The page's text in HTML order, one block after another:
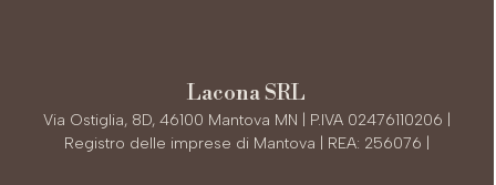
Lacona SRL
Via Ostiglia, 8D, 46100 Mantova MN | P.IVA 02476110206 |
Registro delle imprese di Mantova | REA: 256076 |